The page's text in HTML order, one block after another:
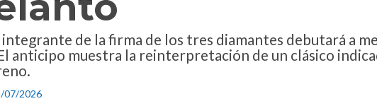
integrante de la firma de los tres diamantes debutará a
anticipo muestra la reinterpretación de un clásico
07/2026